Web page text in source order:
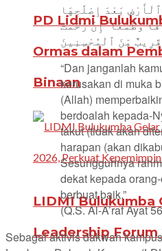
PD Lidmi
Ormas dalam
Binaan
LIDMI Bulukumba
Leadership
بَعْدَ إِصْلَٰحِهَا
وَطَمَعًا ۚ إِنَّ رَحْمَتَ
مِّنَ ٱلْمُحْسِنِينَ
“Dan janganlah
kerusakan di muka
(Allah)
berdoalah kepada-
takut (tidak akan
harapan (akan
Sesungguhnya
dekat kepada
berbuat baik.”
(Q.S. Al-A’raf Ayat
Sebagai aktivis dakwah